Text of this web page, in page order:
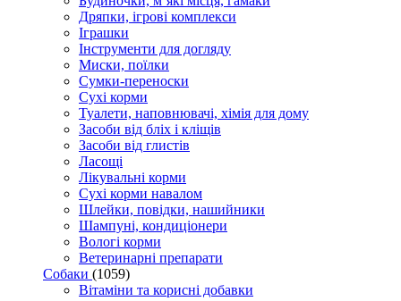
Дряпки, ігрові комплекси
Іграшки
Інструменти для догляду
Миски, поїлки
Сумки-переноски
Сухі корми
Туалети, наповнювачі, хімія для дому
Засоби від бліх і кліщів
Засоби від глистів
Ласощі
Лікувальні корми
Сухі корми навалом
Шлейки, повідки, нашийники
Шампуні, кондиціонери
Вологі корми
Ветеринарні препарати
Собаки (1059)
Вітаміни та корисні добавки